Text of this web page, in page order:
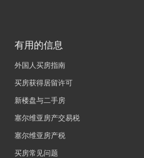
有用的信息
外国人买房指南
买房获得居留许可
新楼盘与二手房
塞尔维亚房产交易税
塞尔维亚房产税
买房常见问题